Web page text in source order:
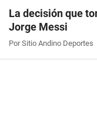
La decisión que
Jorge Messi
Por Sitio Andino Deportes